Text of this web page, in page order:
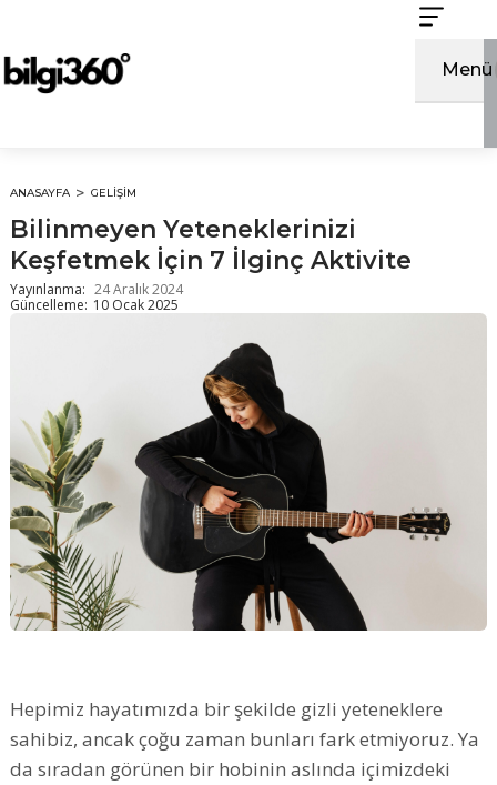
Menü
ANASAYFA GELIŞIM
Bilinmeyen Yeteneklerinizi
Keşfetmek İçin 7 İlginç Aktivite
Yayınlanma: 24 Aralık 2024
Güncelleme: 10 Ocak 2025
Hepimiz hayatımızda bir şekilde gizli yeteneklere
sahibiz, ancak çoğu zaman bunları fark etmiyoruz. Ya
da sıradan görünen bir hobinin aslında içimizdeki